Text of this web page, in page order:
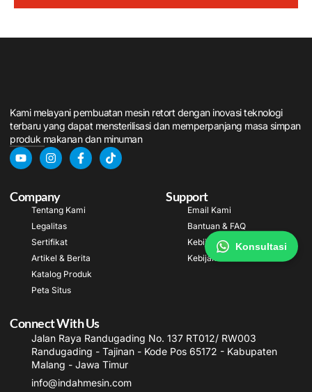
Kami melayani pembuatan mesin retort dengan inovasi teknologi
terbaru yang dapat mensterilisasi dan memperpanjang masa simpan
produk makanan dan minuman
Company
Tentang Kami
Legalitas
Sertifikat
Artikel & Berita
Katalog Produk
Peta Situs
Support
Email Kami
Bantuan & FAQ
Kebijakan Pengiriman
Kebijakan Garansi
Connect With Us
Jalan Raya Randugading No. 137 RT012/ RW003
Randugading - Tajinan - Kode Pos 65172 - Kabupaten
Malang - Jawa Timur
info@indahmesin.com
Konsultasi